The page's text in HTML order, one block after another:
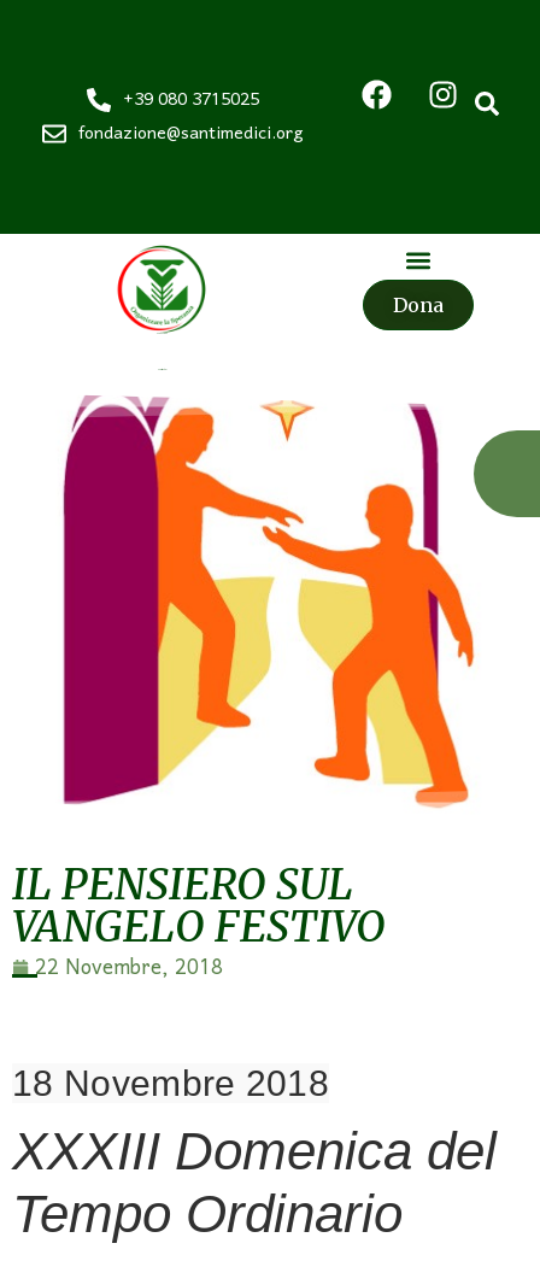
+39 080 3715025
fondazione@santimedici.org
Dona
IL PENSIERO SUL
VANGELO FESTIVO
22 Novembre, 2018
18 Novembre 2018
XXXIII Domenica del
Tempo Ordinario